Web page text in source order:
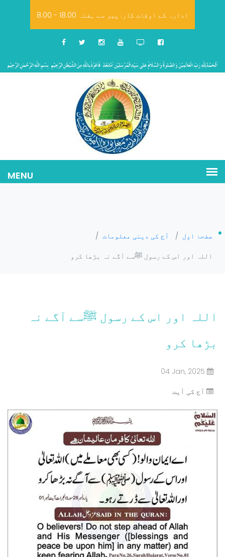
8.00 - 18.00 ادارہ کے اوقات کار: پیر سے ہفتہ
صفحۂ اول / آج کی دینی معلومات /
اللہ اور اس کے رسول ﷺسے آگے نہ بڑھا کرو
اللہ اور اس کے رسول ﷺسے آگے نہ
بڑھا کرو
04 Jan, 2025
آج کی آیت